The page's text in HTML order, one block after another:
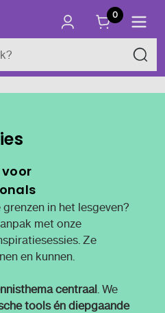
0
in het lesgeven?
met onze
Ze
en kunnen.
centraal. We
tools én diepgaande